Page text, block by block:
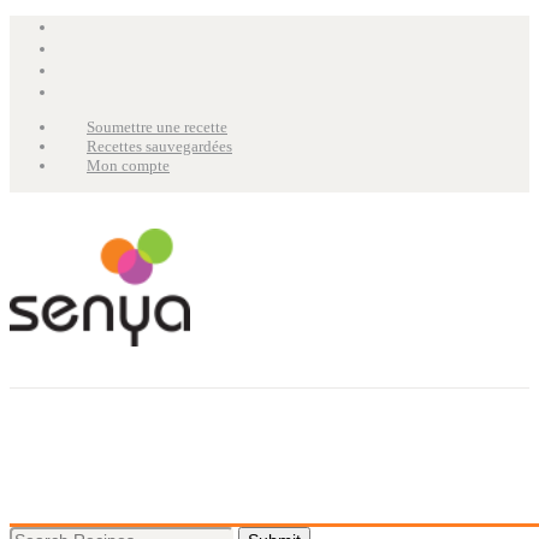
Soumettre une recette
Recettes sauvegardées
Mon compte